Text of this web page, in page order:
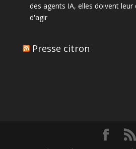
des agents IA, elles doivent
d'agir
Presse citron